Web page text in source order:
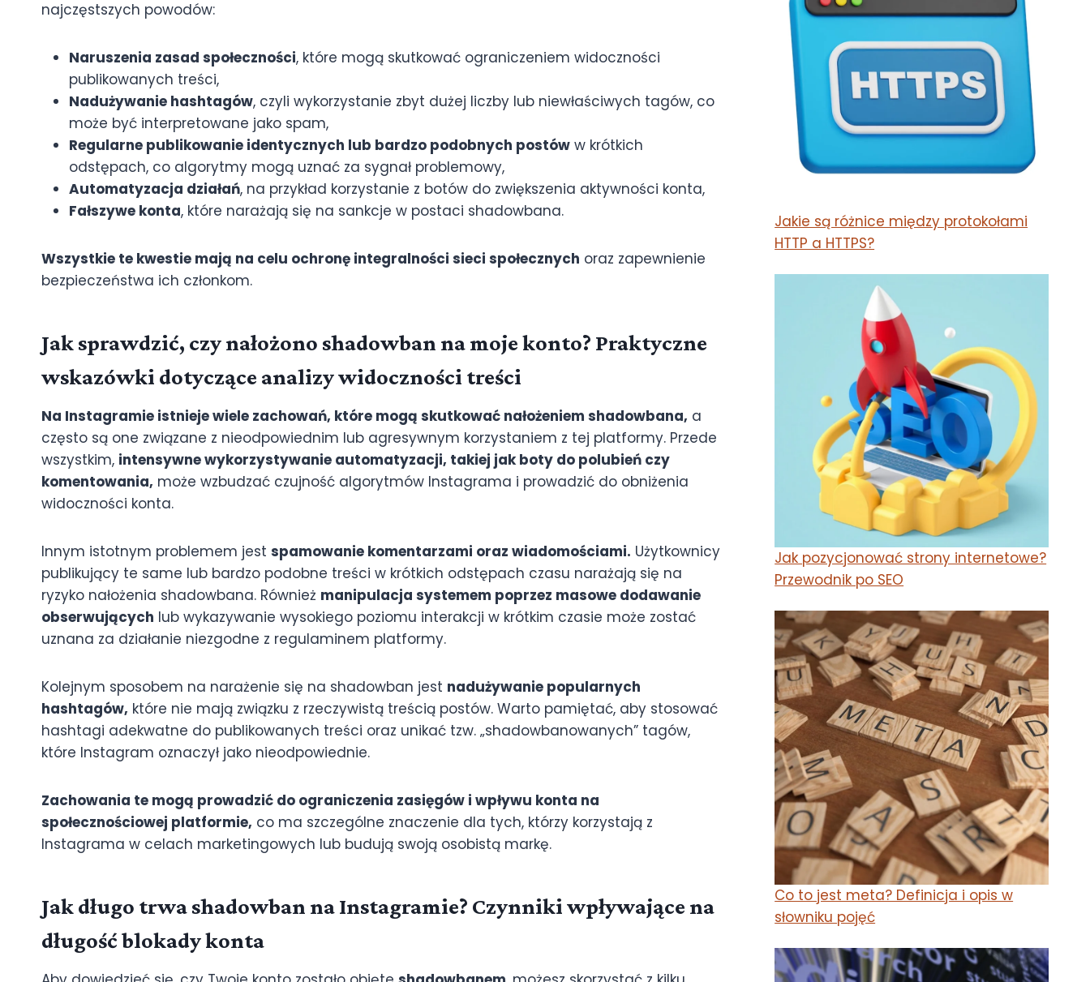
najczęstszych powodów:
Naruszenia zasad społeczności, które mogą skutkować ograniczeniem widoczności
publikowanych treści,
Nadużywanie hashtagów, czyli wykorzystanie zbyt dużej liczby lub niewłaściwych tagów, co
może być interpretowane jako spam,
Regularne publikowanie identycznych lub bardzo podobnych postów w krótkich
odstępach, co algorytmy mogą uznać za sygnał problemowy,
Automatyzacja działań, na przykład korzystanie z botów do zwiększenia aktywności konta,
Fałszywe konta, które narażają się na sankcje w postaci shadowbana.
Wszystkie te kwestie mają na celu ochronę integralności sieci społecznych oraz zapewnienie
bezpieczeństwa ich członkom.
Jak sprawdzić, czy nałożono shadowban na moje konto? Praktyczne
wskazówki dotyczące analizy widoczności treści
Na Instagramie istnieje wiele zachowań, które mogą skutkować nałożeniem shadowbana, a
często są one związane z nieodpowiednim lub agresywnym korzystaniem z tej platformy. Przede
wszystkim, intensywne wykorzystywanie automatyzacji, takiej jak boty do polubień czy
komentowania, może wzbudzać czujność algorytmów Instagrama i prowadzić do obniżenia
widoczności konta.
Innym istotnym problemem jest spamowanie komentarzami oraz wiadomościami. Użytkownicy
publikujący te same lub bardzo podobne treści w krótkich odstępach czasu narażają się na
ryzyko nałożenia shadowbana. Również manipulacja systemem poprzez masowe dodawanie
obserwujących lub wykazywanie wysokiego poziomu interakcji w krótkim czasie może zostać
uznana za działanie niezgodne z regulaminem platformy.
Kolejnym sposobem na narażenie się na shadowban jest nadużywanie popularnych
hashtagów, które nie mają związku z rzeczywistą treścią postów. Warto pamiętać, aby stosować
hashtagi adekwatne do publikowanych treści oraz unikać tzw. „shadowbanowanych” tagów,
które Instagram oznaczył jako nieodpowiednie.
Zachowania te mogą prowadzić do ograniczenia zasięgów i wpływu konta na
społecznościowej platformie, co ma szczególne znaczenie dla tych, którzy korzystają z
Instagrama w celach marketingowych lub budują swoją osobistą markę.
Jak długo trwa shadowban na Instagramie? Czynniki wpływające na
długość blokady konta
Jakie są różnice między protokołami
HTTP a HTTPS?
Jak pozycjonować strony internetowe?
Przewodnik po SEO
Co to jest meta? Definicja i opis w
słowniku pojęć